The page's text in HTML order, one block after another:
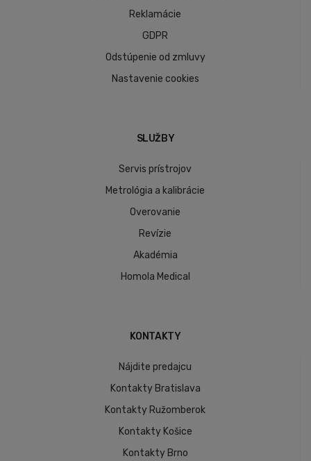
Reklamácie
GDPR
Odstúpenie od zmluvy
Nastavenie cookies
SLUŽBY
Servis prístrojov
Metrológia a kalibrácie
Overovanie
Revízie
Akadémia
Homola Medical
KONTAKTY
Nájdite predajcu
Kontakty Bratislava
Kontakty Ružomberok
Kontakty Košice
Kontakty Brno